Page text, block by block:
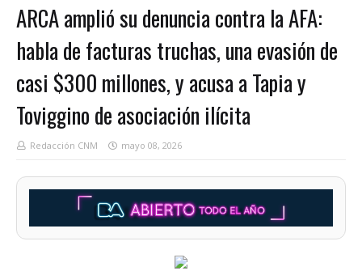
ARCA amplió su denuncia contra la AFA:
habla de facturas truchas, una evasión de
casi $300 millones, y acusa a Tapia y
Toviggino de asociación ilícita
Redacción CNM mayo 08, 2026